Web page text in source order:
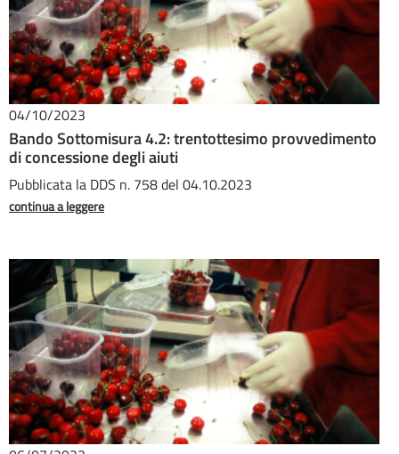
04/10/2023
Bando Sottomisura 4.2: trentottesimo provvedimento
di concessione degli aiuti
Pubblicata la DDS n. 758 del 04.10.2023
continua a leggere